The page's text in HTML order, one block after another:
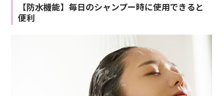
【防水機能】毎日のシャンプー時に使用できると
便利